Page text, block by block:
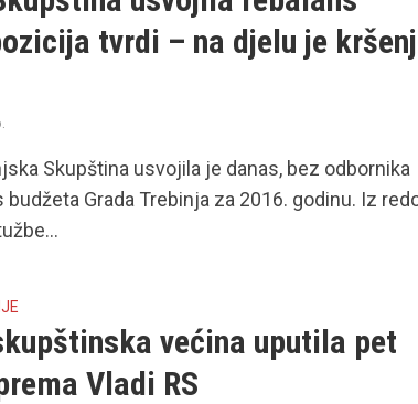
tvrdi – na djelu je
Skupština usvojila je danas, bez odbornika
Grada Trebinja za 2016. godinu. Iz
većina uputila pet
Vladi RS